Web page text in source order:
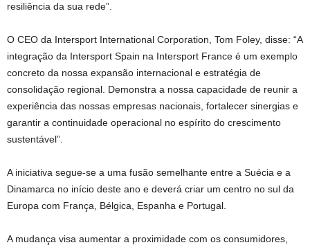
resiliência da sua rede”.
O CEO da Intersport International Corporation, Tom Foley, disse: “A
integração da Intersport Spain na Intersport France é um exemplo
concreto da nossa expansão internacional e estratégia de
consolidação regional. Demonstra a nossa capacidade de reunir a
experiência das nossas empresas nacionais, fortalecer sinergias e
garantir a continuidade operacional no espírito do crescimento
sustentável”.
A iniciativa segue-se a uma fusão semelhante entre a Suécia e a
Dinamarca no início deste ano e deverá criar um centro no sul da
Europa com França, Bélgica, Espanha e Portugal.
A mudança visa aumentar a proximidade com os consumidores,